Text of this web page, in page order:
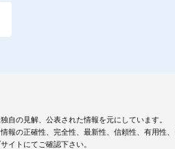
の見解、公表された情報を元にしています。
の正確性、完全性、最新性、信頼性、有用性
イトにてご確認下さい。